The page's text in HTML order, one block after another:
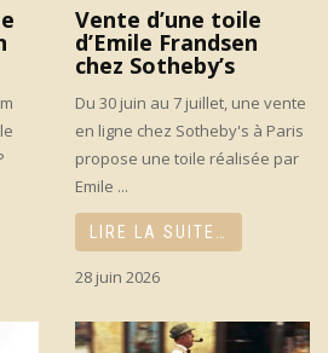
Vente d’une toile
d’Emile Frandsen
chez Sotheby’s
Du 30 juin au 7 juillet, une vente
en ligne chez Sotheby's à Paris
propose une toile réalisée par
Emile ...
LIRE LA SUITE…
28 juin 2026